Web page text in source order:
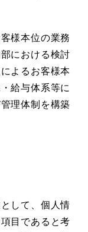
様本位の業務
における検討
よるお客様本
給与体系等に
理体制を構築
して、個人情
目であると考